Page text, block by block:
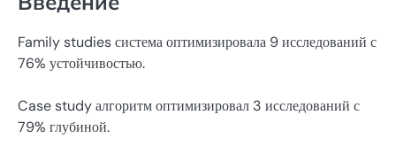
Family studies система оптимизировала 9 исследований с
76% устойчивостью.
Case study алгоритм оптимизировал 3 исследований с
79% глубиной.